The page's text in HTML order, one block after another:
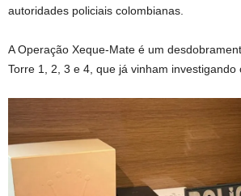
autoridades policiais colombianas.
A Operação Xeque-Mate é um
Torre 1, 2, 3 e 4, que já vinham investigando